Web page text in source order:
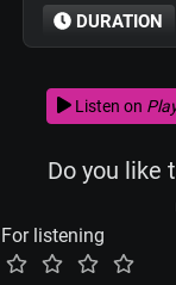
DURATION
Listen on
Do you like
For listening